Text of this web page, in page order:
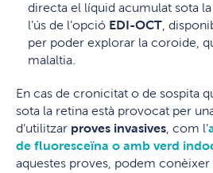
directa el líquid acumulat sota
l’ús de l’opció EDI-OCT ,
per poder explorar la coroide,
malaltia.
En cas de cronicitat o de sospita
sota la retina està provocat per
d’utilitzar proves invasives , com l’
de fluoresceïna o amb verd
aquestes proves, podem conèixer